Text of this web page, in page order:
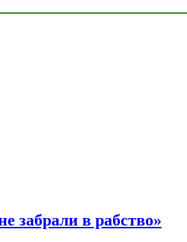
забрали в рабство»